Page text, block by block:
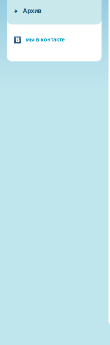
Архив
мы в контакте